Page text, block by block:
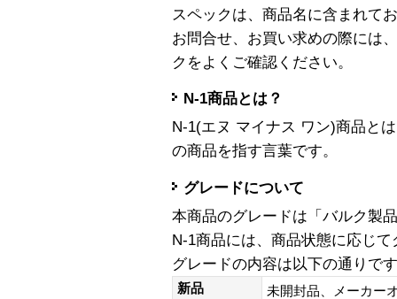
スペックは、商品名に含まれて
お問合せ、お買い求めの際には
クをよくご確認ください。
N-1商品とは？
N-1(エヌ マイナス ワン)商品と
の商品を指す言葉です。
グレードについて
本商品のグレードは「バルク製
N-1商品には、商品状態に応じ
グレードの内容は以下の通りで
新品
未開封品、メーカー